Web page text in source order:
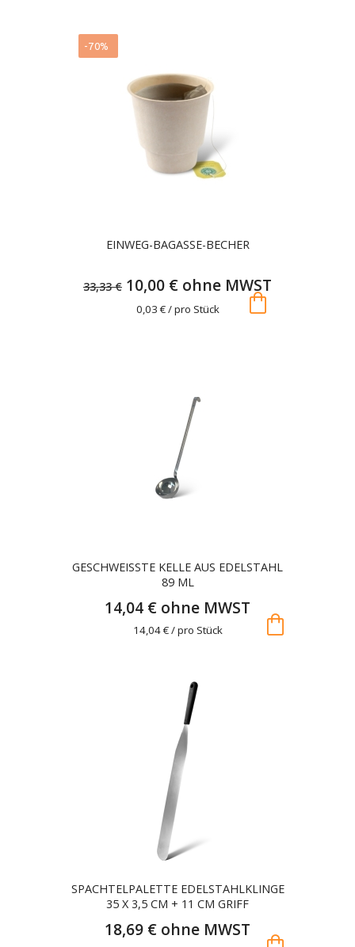
EINWEG-BAGASSE-BECHER
33,33 € 10,00 € ohne MWST
0,03 € / pro Stück
-70%
shopping_bag
GESCHWEISSTE KELLE AUS EDELSTAHL 8
9 ML
14,04 € ohne MWST
14,04 € / pro Stück shopping_bag
SPACHTELPALETTE EDELSTAHLKLINGE
35 X 3,5 CM + 11 CM GRIFF
18,69 € ohne MWST